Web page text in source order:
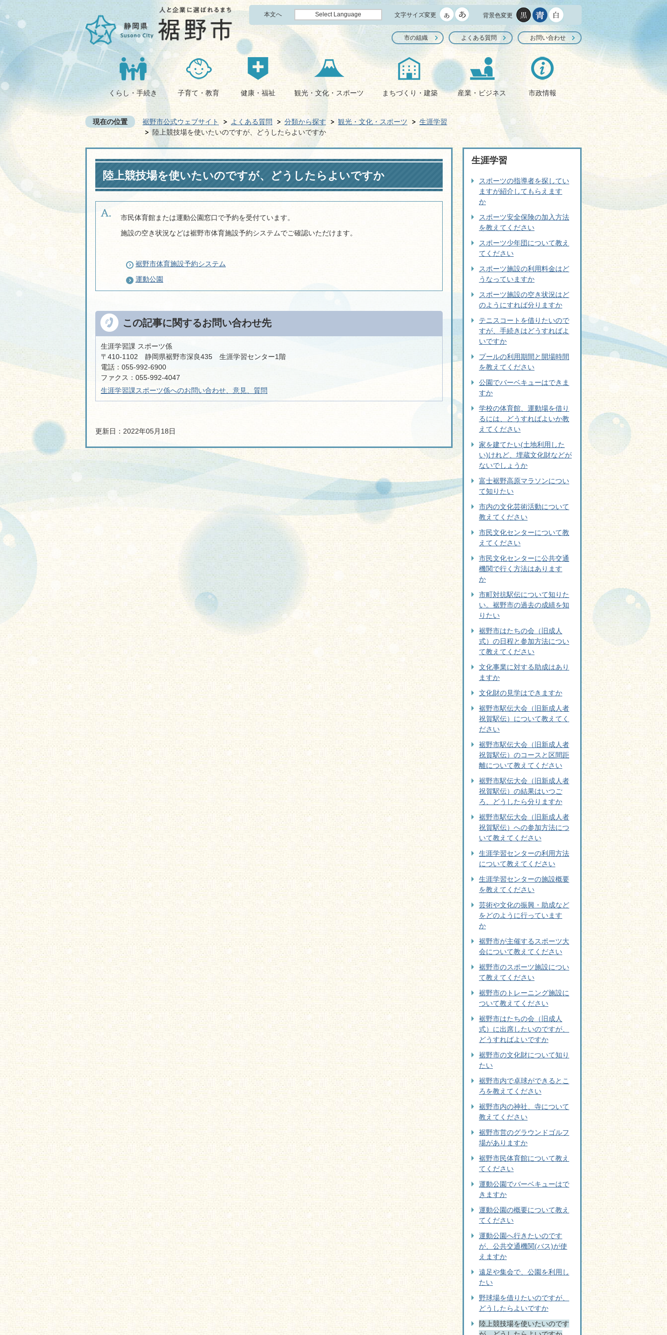
本文へ Select Language 文字サイズ変更 背景色変更
市の組織 よくある質問 お問い合わせ
くらし・手続き 子育て・教育 健康・福祉 観光・文化・スポーツ まちづくり・建築 産業・ビジネス 市政情報
現在の位置 裾野市公式ウェブサイト よくある質問 分類から探す 観光・文化・スポーツ
生涯学習
陸上競技場を使いたいのですが、どうしたらよいですか
陸上競技場を使いたいのですが、どうしたらよいですか
市民体育館または運動公園窓口で予約を受付ています。
施設の空き状況などは裾野市体育施設予約システムでご確認いただけます。
裾野市体育施設予約システム
運動公園
この記事に関するお問い合わせ先
生涯学習課 スポーツ係
〒410-1102 静岡県裾野市深良435 生涯学習センター1階
電話：055-992-6900
ファクス：055-992-4047
生涯学習課スポーツ係へのお問い合わせ、意見、質問
更新日：2022年05月18日
生涯学習
スポーツの指導者を探してい
ますが紹介してもらえます
か
スポーツ安全保険の加入方法
を教えてください
スポーツ少年団について教え
てください
スポーツ施設の利用料金はど
うなっていますか
スポーツ施設の空き状況はど
のようにすれば分りますか
テニスコートを借りたいので
すが、手続きはどうすればよ
いですか
プールの利用期間と開場時間
を教えてください
公園でバーベキューはできま
すか
学校の体育館、運動場を借り
るには、どうすればよいか教
えてください
家を建てたい(土地利用した
い)けれど、埋蔵文化財などが
ないでしょうか
富士裾野高原マラソンについ
て知りたい
市内の文化芸術活動について
教えてください
市民文化センターについて教
えてください
市民文化センターに公共交通
機関で行く方法はあります
か
市町対抗駅伝について知りた
い。裾野市の過去の成績を知
りたい
裾野市はたちの会（旧成人
式）の日程と参加方法につい
て教えてください
文化事業に対する助成はあり
ますか
文化財の見学はできますか
裾野市駅伝大会（旧新成人者
祝賀駅伝）について教えてく
ださい
裾野市駅伝大会（旧新成人者
祝賀駅伝）のコースと区間距
離について教えてください
裾野市駅伝大会（旧新成人者
祝賀駅伝）の結果はいつご
ろ、どうしたら分りますか
裾野市駅伝大会（旧新成人者
祝賀駅伝）への参加方法につ
いて教えてください
生涯学習センターの利用方法
について教えてください
生涯学習センターの施設概要
を教えてください
芸術や文化の振興・助成など
をどのように行っています
か
裾野市が主催するスポーツ大
会について教えてください
裾野市のスポーツ施設につい
て教えてください
裾野市のトレーニング施設に
ついて教えてください
裾野市はたちの会（旧成人
式）に出席したいのですが、
どうすればよいですか
裾野市の文化財について知り
たい
裾野市内で卓球ができるとこ
ろを教えてください
裾野市内の神社、寺について
教えてください
裾野市営のグラウンドゴルフ
場がありますか
裾野市民体育館について教え
てください
運動公園でバーベキューはで
きますか
運動公園の概要について教え
てください
運動公園へ行きたいのです
が、公共交通機関(バス)が使
えますか
遠足や集会で、公園を利用し
たい
野球場を借りたいのですが、
どうしたらよいですか
陸上競技場を使いたいのです